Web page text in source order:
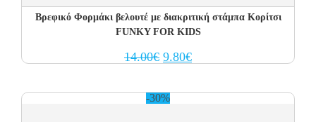
Βρεφικό Φορμάκι βελουτέ με διακριτική στάμπα Κορίτσι
FUNKY FOR KIDS
14.00€ Original
price
9.80€Current
price
-30%